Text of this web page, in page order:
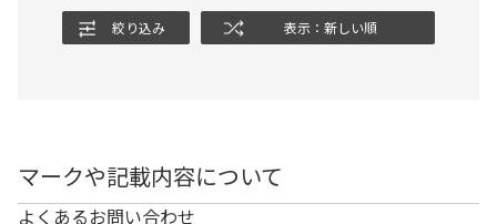
絞り込み 表示：新しい順
マークや記載内容について
よくあるお問い合わせ